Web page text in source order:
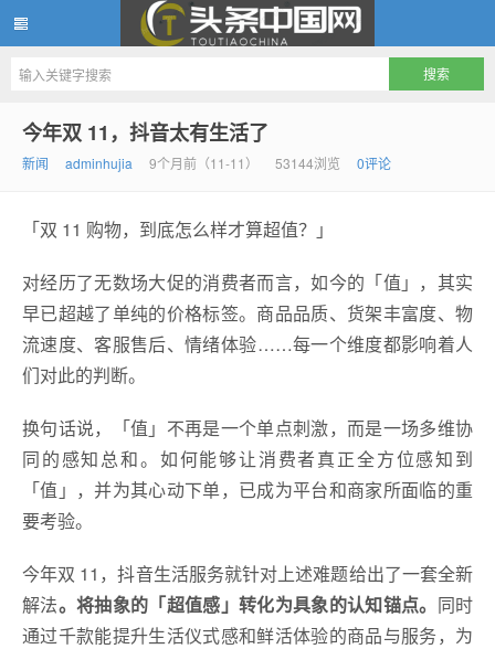
头条中国网
今年双 11，抖音太有生活了
新闻 adminhujia 9个月前（11-11） 53144浏览 0评论
「双 11 购物，到底怎么样才算超值？」
对经历了无数场大促的消费者而言，如今的「值」，其实
早已超越了单纯的价格标签。商品品质、货架丰富度、物
流速度、客服售后、情绪体验……每一个维度都影响着人
们对此的判断。
换句话说，「值」不再是一个单点刺激，而是一场多维协
同的感知总和。如何能够让消费者真正全方位感知到
「值」，并为其心动下单，已成为平台和商家所面临的重
要考验。
今年双 11，抖音生活服务就针对上述难题给出了一套全新
解法。将抽象的「超值感」转化为具象的认知锚点。 同时
通过千款能提升生活仪式感和鲜活体验的商品与服务，为